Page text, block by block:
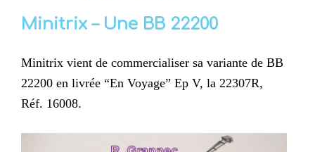
Minitrix – Une BB 22200
Minitrix vient de commercialiser sa variante de BB
22200 en livrée “En Voyage” Ep V, la 22307R,
Réf. 16008.